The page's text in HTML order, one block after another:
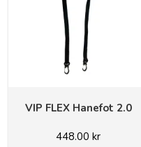
VIP FLEX Hanefot 2.0
448.00 kr